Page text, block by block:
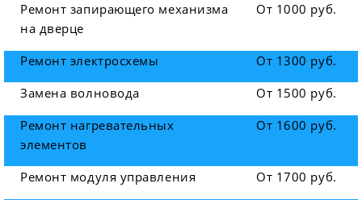
Ремонт запирающего механизма
на дверце
От 1000 руб.
Ремонт электросхемы
От 1300 руб.
Замена волновода
От 1500 руб.
Ремонт нагревательных
элементов
От 1600 руб.
Ремонт модуля управления
От 1700 руб.